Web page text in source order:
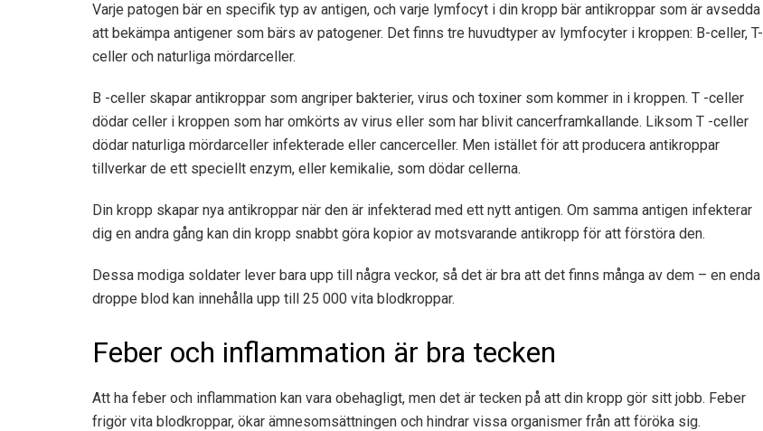
Varje patogen bär en specifik typ av antigen, och varje lymfocyt i din kropp bär antikroppar som är avsedda
att bekämpa antigener som bärs av patogener. Det finns tre huvudtyper av lymfocyter i kroppen: B-celler, T-
celler och naturliga mördarceller.
B -celler skapar antikroppar som angriper bakterier, virus och toxiner som kommer in i kroppen. T -celler
dödar celler i kroppen som har omkörts av virus eller som har blivit cancerframkallande. Liksom T -celler
dödar naturliga mördarceller infekterade eller cancerceller. Men istället för att producera antikroppar
tillverkar de ett speciellt enzym, eller kemikalie, som dödar cellerna.
Din kropp skapar nya antikroppar när den är infekterad med ett nytt antigen. Om samma antigen infekterar
dig en andra gång kan din kropp snabbt göra kopior av motsvarande antikropp för att förstöra den.
Dessa modiga soldater lever bara upp till några veckor, så det är bra att det finns många av dem – en enda
droppe blod kan innehålla upp till 25 000 vita blodkroppar.
Feber och inflammation är bra tecken
Att ha feber och inflammation kan vara obehagligt, men det är tecken på att din kropp gör sitt jobb. Feber
frigör vita blodkroppar, ökar ämnesomsättningen och hindrar vissa organismer från att föröka sig.